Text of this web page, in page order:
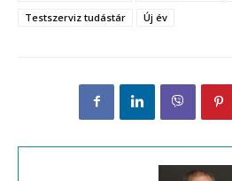
Testszerviz tudástár
Új év